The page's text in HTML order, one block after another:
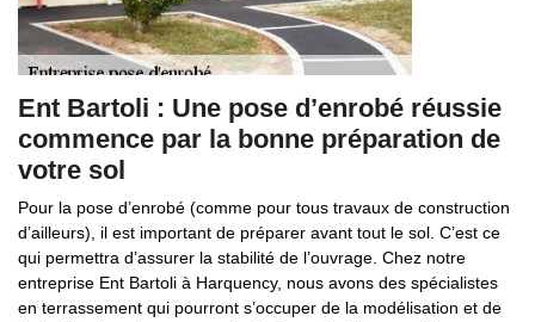
Ent Bartoli : Une pose d’enrobé réussie
commence par la bonne préparation de
votre sol
Pour la pose d’enrobé (comme pour tous travaux de construction
d’ailleurs), il est important de préparer avant tout le sol. C’est ce
qui permettra d’assurer la stabilité de l’ouvrage. Chez notre
entreprise Ent Bartoli à Harquency, nous avons des spécialistes
en terrassement qui pourront s’occuper de la modélisation et de